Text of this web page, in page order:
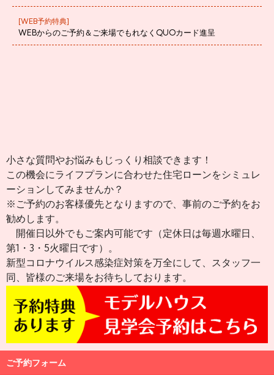
[WEB予約特典]
WEBからのご予約＆ご来場でもれなくQUOカード進呈
小さな質問やお悩みもじっくり相談できます！
この機会にライフプランに合わせた住宅ローンをシミュレ
ーションしてみませんか？
※ご予約のお客様優先となりますので、事前のご予約をお
勧めします。
開催日以外でもご案内可能です（定休日は毎週水曜日、
第1・3・5火曜日です）。
新型コロナウイルス感染症対策を万全にして、 スタッフ一
同、皆様のご来場をお待ちしております。
ご予約フォーム